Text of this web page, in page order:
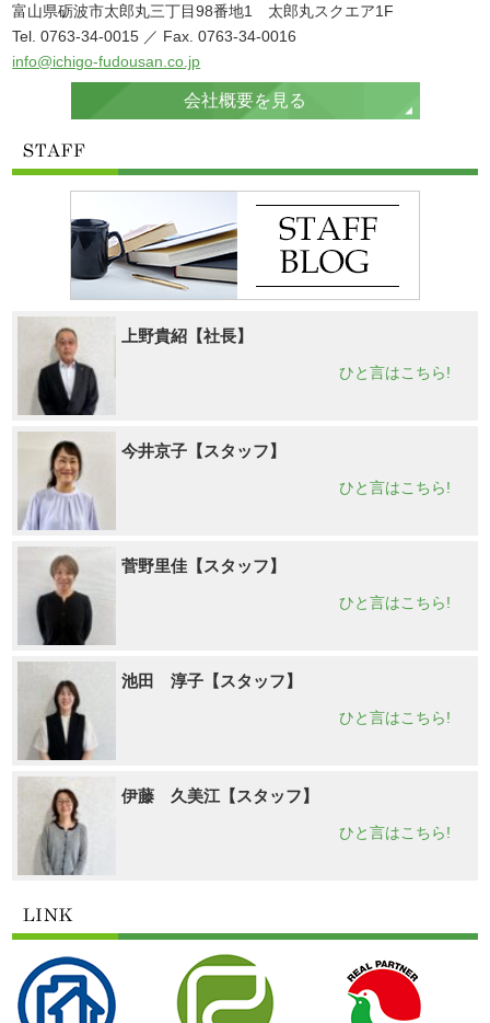
富山県砺波市太郎丸三丁目98番地1 太郎丸スクエア1F
Tel. 0763-34-0015 ／ Fax. 0763-34-0016
info@ichigo-fudousan.co.jp
会社概要を見る
上野貴紹【社長】
ひと言はこちら!
今井京子【スタッフ】
ひと言はこちら!
菅野里佳【スタッフ】
ひと言はこちら!
池田 淳子【スタッフ】
ひと言はこちら!
伊藤 久美江【スタッフ】
ひと言はこちら!